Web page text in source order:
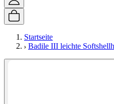
Startseite
Badile III leichte